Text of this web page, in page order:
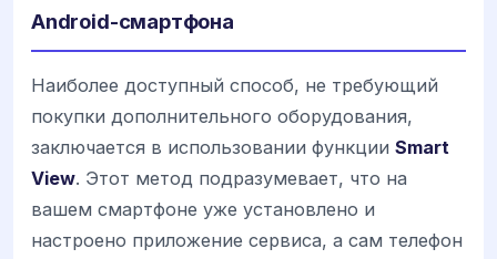
Android-смартфона
Наиболее доступный способ, не требующий
покупки дополнительного оборудования,
заключается в использовании функции Smart
View. Этот метод подразумевает, что на
вашем смартфоне уже установлено и
настроено приложение сервиса, а сам телефон